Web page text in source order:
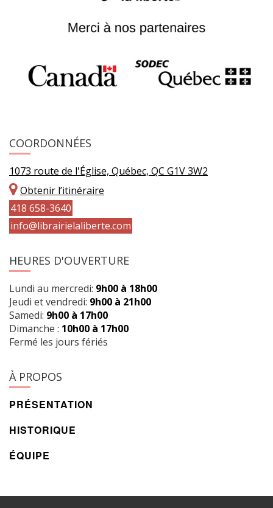
COORDONNÉES
1073 route de l'Église, Québec, QC G1V 3W2
Obtenir l’itinéraire
418 658-3640
info@librairielaliberte.com
HEURES D'OUVERTURE
Lundi au mercredi: 9h00 à 18h00
Jeudi et vendredi: 9h00 à 21h00
Samedi: 9h00 à 17h00
Dimanche : 10h00 à 17h00
Fermé les jours fériés
À PROPOS
PRÉSENTATION
HISTORIQUE
ÉQUIPE